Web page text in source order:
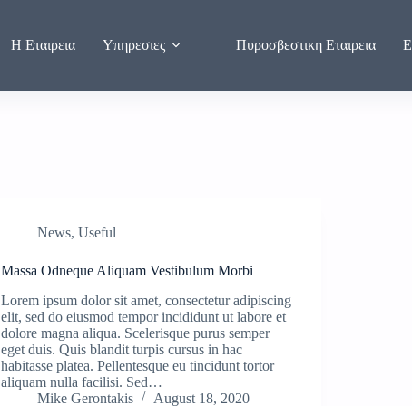
Η Εταιρεια Υπηρεσιες Πυροσβεστικη Εταιρεια
News,Useful
Massa Odneque Aliquam Vestibulum Morbi
Lorem ipsum dolor sit amet, consectetur adipiscing
elit, sed do eiusmod tempor incididunt ut labore et
dolore magna aliqua. Scelerisque purus semper
eget duis. Quis blandit turpis cursus in hac
habitasse platea. Pellentesque eu tincidunt tortor
aliquam nulla facilisi. Sed…
Mike Gerontakis
August 18, 2020